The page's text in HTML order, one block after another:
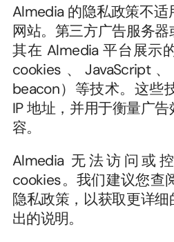
Almedia 的隐私政策不
网站。第三方广告服务
其在 Almedia 平台展示
cookies、JavaScript
beacon）等技术。这些
IP 地址，并用于衡量广
容。
Almedia 无法访问或
cookies。我们建议您查
隐私政策，以获取更详
出的说明。